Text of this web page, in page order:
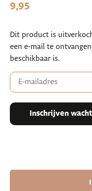
9,95
Dit product is
een e-mail te
beschikbaar is.
Enter
your
email
to
the
Inschrijven